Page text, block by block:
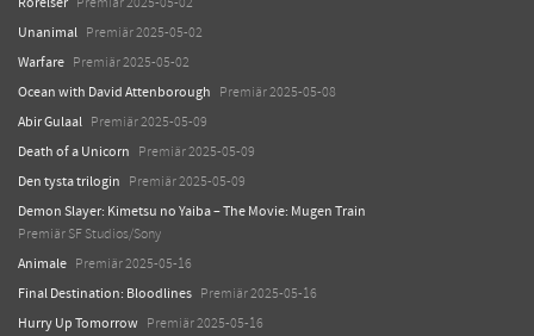
Premiär 2025-05-02
Unanimal Premiär 2025-05-02
Warfare Premiär 2025-05-02
Ocean with David Attenborough Premiär 2025-05-08
Abir Gulaal Premiär 2025-05-09
Death of a Unicorn Premiär 2025-05-09
Den tysta trilogin Premiär 2025-05-09
Demon Slayer: Kimetsu no Yaiba – The Movie: Mugen Train
Premiär SF Studios/Sony
Animale Premiär 2025-05-16
Final Destination: Bloodlines Premiär 2025-05-16
Hurry Up Tomorrow Premiär 2025-05-16